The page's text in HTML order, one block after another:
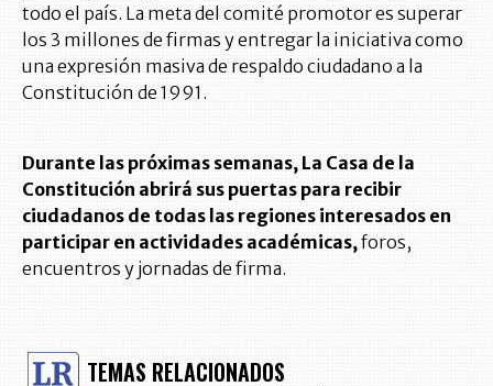
todo el país. La meta del comité promotor es superar
los 3 millones de firmas y entregar la iniciativa como
una expresión masiva de respaldo ciudadano a la
Constitución de 1991.
Durante las próximas semanas, La Casa de la
Constitución abrirá sus puertas para recibir
ciudadanos de todas las regiones interesados en
participar en actividades académicas,foros,
encuentros y jornadas de firma.
TEMAS RELACIONADOS